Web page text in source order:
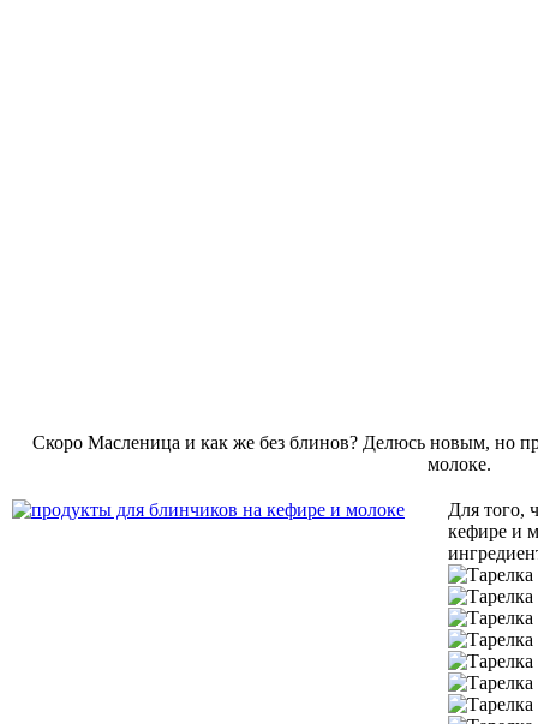
Скоро Масленица и как же без блинов? Делюсь новым, но
молоке.
Для того,
кефире и